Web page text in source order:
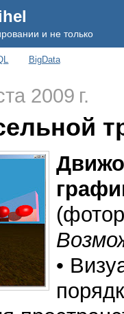
и не только
BigData
2009 г.
•